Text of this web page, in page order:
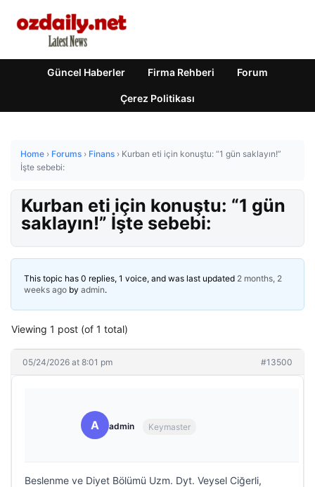
Güncel Haberler Firma Rehberi Forum
Çerez Politikası
Home › Forums › Finans › Kurban eti için konuştu: “1 gün saklayın!”
İşte sebebi:
Kurban eti için konuştu: “1 gün
saklayın!” İşte sebebi:
This topic has 0 replies, 1 voice, and was last updated 2 months, 2
weeks ago by admin.
Viewing 1 post (of 1 total)
05/24/2026 at 8:01 pm #13500
A admin Keymaster
Beslenme ve Diyet Bölümü Uzm. Dyt. Veysel Ciğerli,